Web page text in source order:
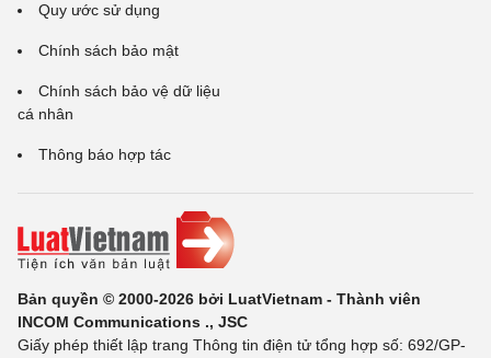
Quy ước sử dụng
Chính sách bảo mật
Chính sách bảo vệ dữ liệu
cá nhân
Thông báo hợp tác
Bản quyền © 2000-2026 bởi LuatVietnam - Thành viên
INCOM Communications ., JSC
Giấy phép thiết lập trang Thông tin điện tử tổng hợp số: 692/GP-